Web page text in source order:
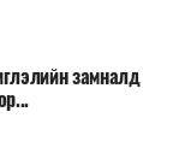
замналд